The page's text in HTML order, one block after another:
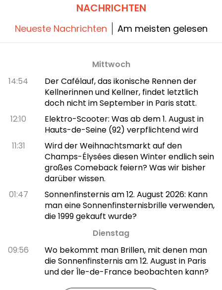
NACHRICHTEN
Neueste Nachrichten Am meisten gelesen
Mittwoch
14:54
Der Cafélauf, das ikonische Rennen der
Kellnerinnen und Kellner, findet letztlich
doch nicht im September in Paris statt.
12:10
Elektro-Scooter: Was ab dem 1. August in
Hauts-de-Seine (92) verpflichtend wird
11:31
Wird der Weihnachtsmarkt auf den
Champs-Élysées diesen Winter endlich sein
großes Comeback feiern? Was wir bisher
darüber wissen.
01:47
Sonnenfinsternis am 12. August 2026: Kann
man eine Sonnenfinsternisbrille verwenden,
die 1999 gekauft wurde?
Dienstag
09:56
Wo bekommt man Brillen, mit denen man
die Sonnenfinsternis am 12. August in Paris
und der Île-de-France beobachten kann?